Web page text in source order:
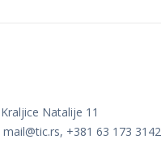
Natalije 11
mail@tic.rs, +381 63 173 3142